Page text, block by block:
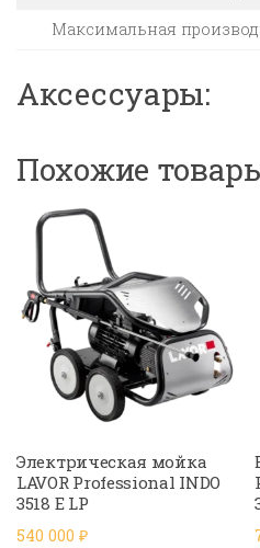
Максимальная
Аксессуары:
Похожие
Электрическая мойка
LAVOR Professional INDO
3518 E LP
540 000 ₽